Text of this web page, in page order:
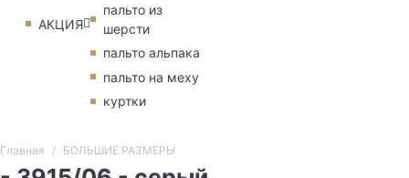
АКЦИЯ
пальто из
шерсти
пальто альпака
пальто на меху
куртки
Главная БОЛЬШИЕ РАЗМЕРЫ